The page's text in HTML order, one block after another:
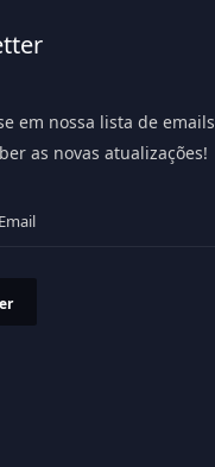
em nossa lista de emails
as novas atualizações!